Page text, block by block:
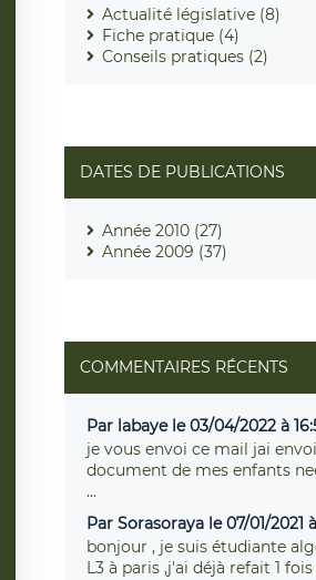
Actualité législative (8)
Fiche pratique (4)
Conseils pratiques (2)
DATES DE PUBLICATIONS
Année 2010 (27)
Année 2009 (37)
COMMENTAIRES RÉCENTS
Par labaye le 03/04/2022 à
je vous envoi ce mail jai
document de mes enfants
...
Par Sorasoraya le 07/01/2021
bonjour , je suis étudiante
L3 à paris ,j'ai déjà refait 1 fois